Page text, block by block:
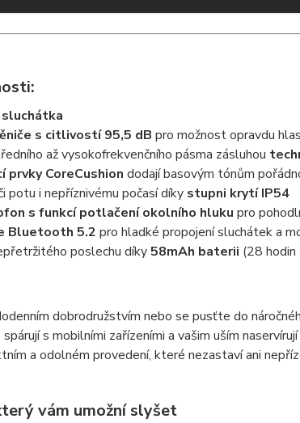
s citlivostí 95,5 dB pro možnost opravdu
až vysokofrekvenčního pásma zásluhou
prvky CoreCushion dodají basovým tónům
potu i nepříznivému počasí díky stupni krytí IP54
s funkcí potlačení okolního hluku pro
Bluetooth 5.2 pro hladké propojení sluchátek a
poslechu díky58mAh baterii (28 hodin
dobrodružstvím nebo se pusťte do
s mobilními zařízeními a vašim uším
a odolném provedení, které nezastaví ani
vám umožní slyšet